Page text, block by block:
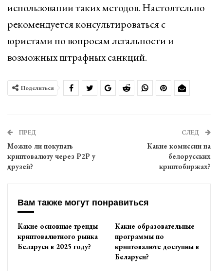
использовании таких методов. Настоятельно
рекомендуется консультироваться с
юристами по вопросам легальности и
возможных штрафных санкций.
Поделиться
ПРЕД
Можно ли покупать
криптовалюту через P2P у
друзей?
СЛЕД
Какие комиссии на
белорусских
криптобиржах?
Вам также могут понравиться
Какие основные тренды
криптовалютного рынка
Беларуси в 2025 году?
Какие образовательные
программы по
криптовалюте доступны в
Беларуси?